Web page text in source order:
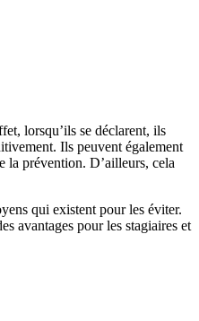
lorsqu’ils se déclarent, ils
Ils peuvent également
la prévention. D’ailleurs, cela
qui existent pour les éviter.
avantages pour les stagiaires et